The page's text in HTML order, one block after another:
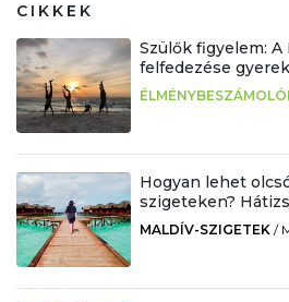
CIKKEK
Szülők figyelem:
felfedezése
Hogyan lehet
szigeteken?
MALDÍV-SZIGETEK /